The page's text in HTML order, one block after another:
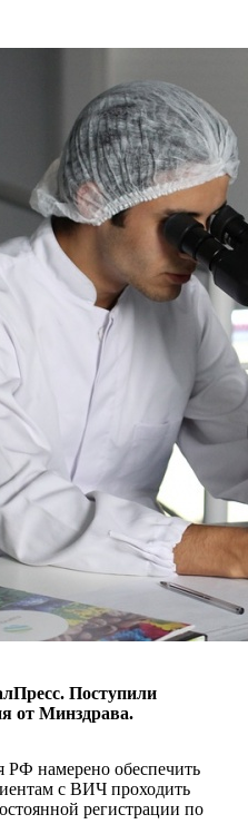
Поступили
от Минздрава.
РФ намерено обеспечить
с ВИЧ проходить
регистрации по